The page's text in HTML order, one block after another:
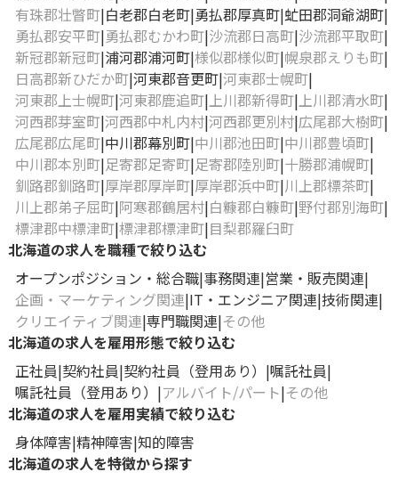
有珠郡壮瞥町 白老郡白老町 勇払郡厚真町 虻田郡洞爺湖町
勇払郡安平町 勇払郡むかわ町 沙流郡日高町 沙流郡平取町
新冠郡新冠町 浦河郡浦河町 様似郡様似町 幌泉郡えりも町
日高郡新ひだか町 河東郡音更町 河東郡士幌町
河東郡上士幌町 河東郡鹿追町 上川郡新得町 上川郡清水町
河西郡芽室町 河西郡中札内村 河西郡更別村 広尾郡大樹町
広尾郡広尾町 中川郡幕別町 中川郡池田町 中川郡豊頃町
中川郡本別町 足寄郡足寄町 足寄郡陸別町 十勝郡浦幌町
釧路郡釧路町 厚岸郡厚岸町 厚岸郡浜中町 川上郡標茶町
川上郡弟子屈町 阿寒郡鶴居村 白糠郡白糠町 野付郡別海町
標津郡中標津町 標津郡標津町 目梨郡羅臼町
北海道の求人を職種で絞り込む
オープンポジション・総合職 事務関連 営業・販売関連
企画・マーケティング関連 IT・エンジニア関連 技術関連
クリエイティブ関連 専門職関連 その他
北海道の求人を雇用形態で絞り込む
正社員 契約社員 契約社員（登用あり）
嘱託社員
嘱託社員（登用あり）
アルバイト/パート その他
北海道の求人を雇用実績で絞り込む
身体障害 精神障害 知的障害
北海道の求人を特徴から探す